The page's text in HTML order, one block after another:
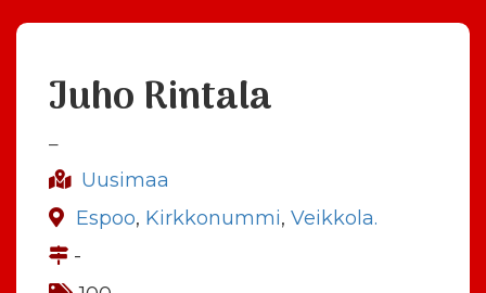
Juho Rintala
–
Uusimaa
Espoo, Kirkkonummi, Veikkola.
-